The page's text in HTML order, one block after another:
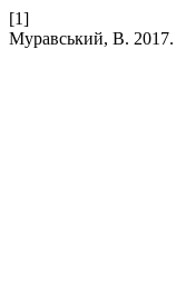
[1]
Муравський, В.